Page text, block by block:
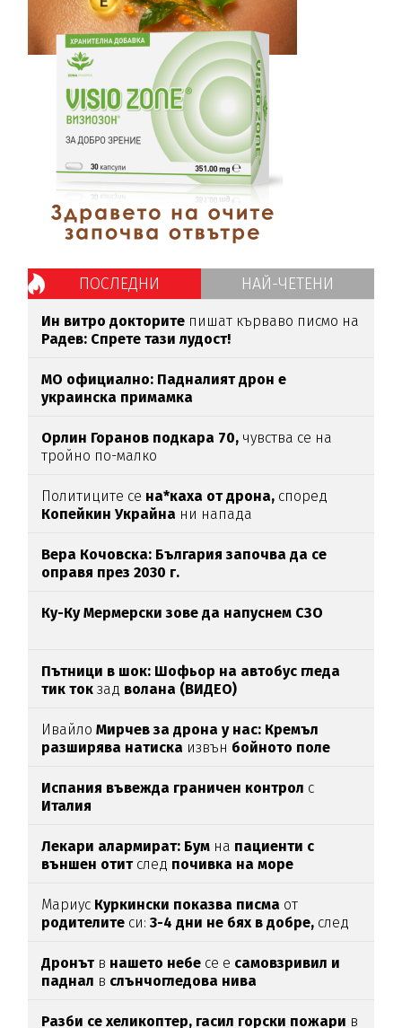
ПОСЛЕДНИ НАЙ-ЧЕТЕНИ
Ин витро докторите пишат кърваво писмо на
Радев: Спрете тази лудост!
МО официално: Падналият дрон е
украинска примамка
Орлин Горанов подкара 70, чувства се на
тройно по-малко
Политиците се на*каха от дрона, според
Копейкин Украйна ни напада
Вера Кочовска: България започва да се
оправя през 2030 г.
Ку-Ку Мермерски зове да напуснем СЗО
Пътници в шок: Шофьор на автобус гледа
тик ток зад волана (ВИДЕО)
ИвайлоМирчев за дрона у нас: Кремъл
разширява натиска извън бойното поле
Испания въвежда граничен контрол с
Италия
Лекари алармират: Бум на пациенти с
външен отитслед почивка на море
Мариус Куркински показва писма от
родителите си:3-4 дни не бях в добре, след
Дронътв нашето небе се е самовзривил и
паднал в слънчогледова нива
Разби се хеликоптер, гасил горски пожари в